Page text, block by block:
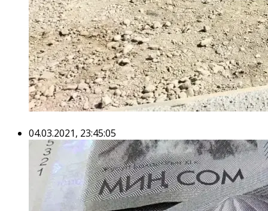
04.03.2021, 23:45:05